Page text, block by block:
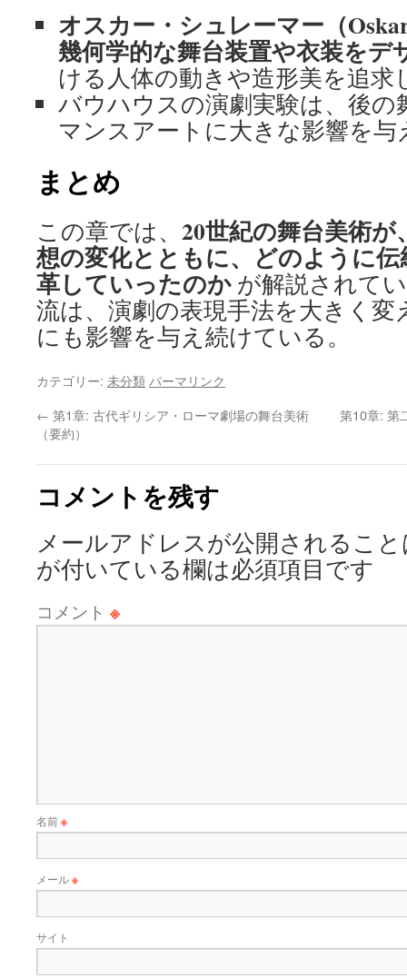
オスカー・シュレーマー（
幾何学的な舞台装置や衣装をデ
ける人体の動きや造形美を追求
バウハウスの演劇実験は、後の
マンスアートに大きな影響を与
まとめ
この章では、 20世紀の舞台美術
想の変化とともに、どのように
革していったのか が解説されて
流は、演劇の表現手法を大きく変
にも影響を与え続けている。
カテゴリー: 未分類 パーマリンク
← 第1章: 古代ギリシア・ローマ劇場の舞台美術
（要約）
第10章: 第
コメントを残す
メールアドレスが公開されるこ
が付いている欄は必須項目です
コメント ※
名前※
メール※
サイト